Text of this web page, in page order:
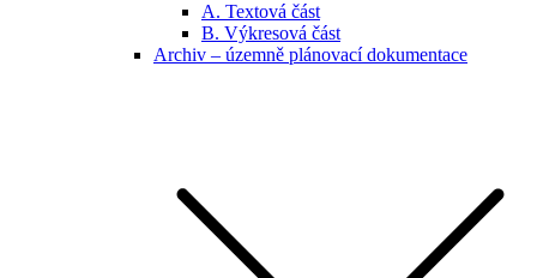
A. Textová část
B. Výkresová část
Archiv – územně plánovací dokumentace